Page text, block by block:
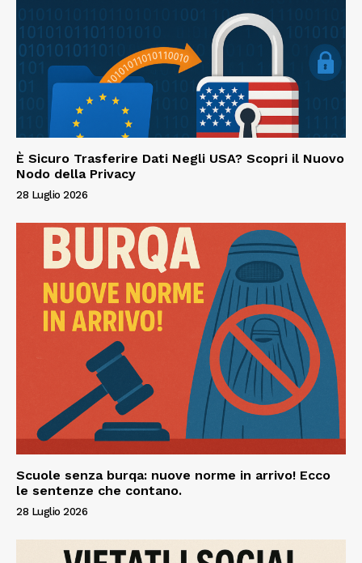
È Sicuro Trasferire Dati Negli USA? Scopri il Nuovo
Nodo della Privacy
28 Luglio 2026
Scuole senza burqa: nuove norme in arrivo! Ecco
le sentenze che contano.
28 Luglio 2026